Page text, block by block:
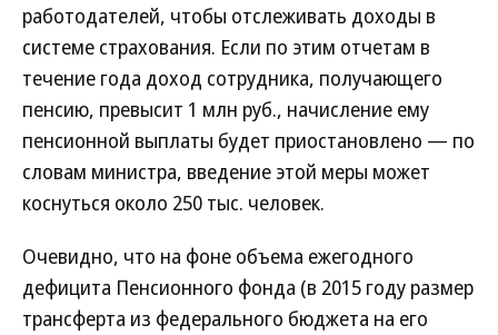
работодателей, чтобы отслеживать доходы в
системе страхования. Если по этим отчетам в
течение года доход сотрудника, получающего
пенсию, превысит 1 млн руб., начисление ему
пенсионной выплаты будет приостановлено — по
словам министра, введение этой меры может
коснуться около 250 тыс. человек.
Очевидно, что на фоне объема ежегодного
дефицита Пенсионного фонда (в 2015 году размер
трансферта из федерального бюджета на его